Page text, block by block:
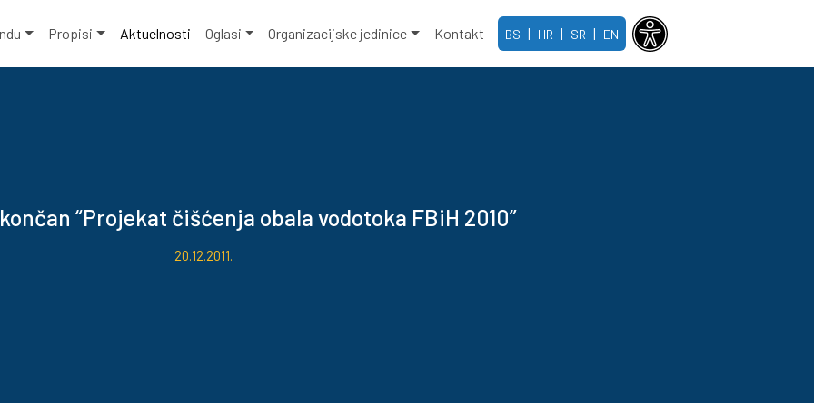
Propisi Aktuelnosti Oglasi Organizacijske jedinice Kontakt BS | HR | SR | EN
“Projekat čišćenja obala vodotoka FBiH 2010”
20.12.2011.